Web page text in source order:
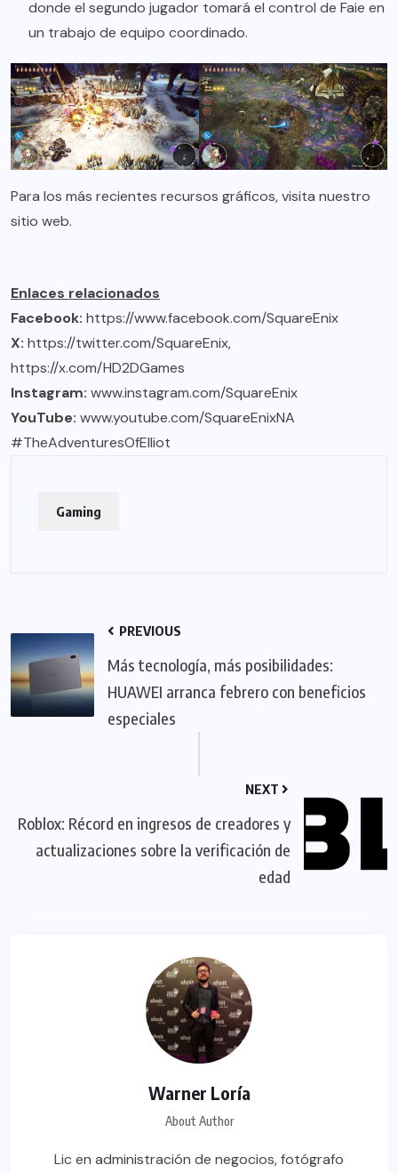
donde el segundo jugador tomará el control de Faie en
un trabajo de equipo coordinado.
Para los más recientes recursos gráficos, visita nuestro
sitio web.
Enlaces relacionados
Facebook: https://www.facebook.com/SquareEnix
X: https://twitter.com/SquareEnix,
https://x.com/HD2DGames
Instagram: www.instagram.com/SquareEnix
YouTube: www.youtube.com/SquareEnixNA
#TheAdventuresOfElliot
Gaming
PREVIOUS
Más tecnología, más posibilidades:
HUAWEI arranca febrero con beneficios
especiales
NEXT
Roblox: Récord en ingresos de creadores y
actualizaciones sobre la verificación de
edad
Warner Loría
About Author
Lic en administración de negocios, fotógrafo